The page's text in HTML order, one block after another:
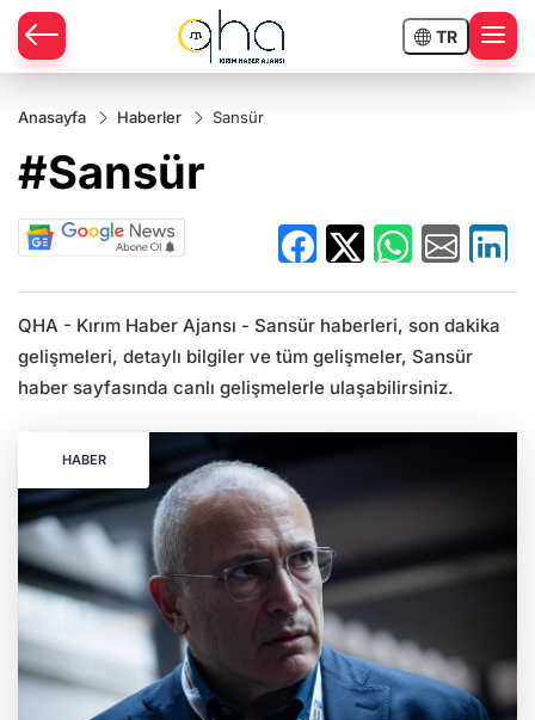
TR
Anasayfa Haberler Sansür
#Sansür
QHA - Kırım Haber Ajansı - Sansür haberleri, son dakika
gelişmeleri, detaylı bilgiler ve tüm gelişmeler, Sansür
haber sayfasında canlı gelişmelerle ulaşabilirsiniz.
HABER